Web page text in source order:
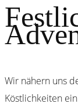
Wir nähern uns
Köstlichkeiten